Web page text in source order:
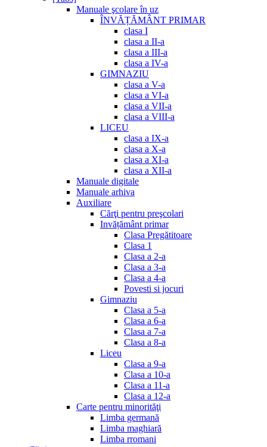
Manuale şcolare în uz
ÎNVĂȚĂMÂNT PRIMAR
clasa I
clasa a II-a
clasa a III-a
clasa a IV-a
GIMNAZIU
clasa a V-a
clasa a VI-a
clasa a VII-a
clasa a VIII-a
LICEU
clasa a IX-a
clasa a X-a
clasa a XI-a
clasa a XII-a
Manuale digitale
Manuale arhiva
Auxiliare
Cărţi pentru preşcolari
Invățământ primar
Clasa Pregătitoare
Clasa 1
Clasa a 2-a
Clasa a 3-a
Clasa a 4-a
Povesti si jocuri
Gimnaziu
Clasa a 5-a
Clasa a 6-a
Clasa a 7-a
Clasa a 8-a
Liceu
Clasa a 9-a
Clasa a 10-a
Clasa a 11-a
Clasa a 12-a
Carte pentru minorităţi
Limba germană
Limba maghiară
Limba rromani